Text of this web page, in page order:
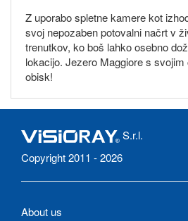
Z uporabo spletne kamere kot
svoj nepozaben potovalni načrt v
trenutkov, ko boš lahko osebno
lokacijo. Jezero Maggiore s
obisk!
S.r.l.
Copyright 2011 - 2026
About us